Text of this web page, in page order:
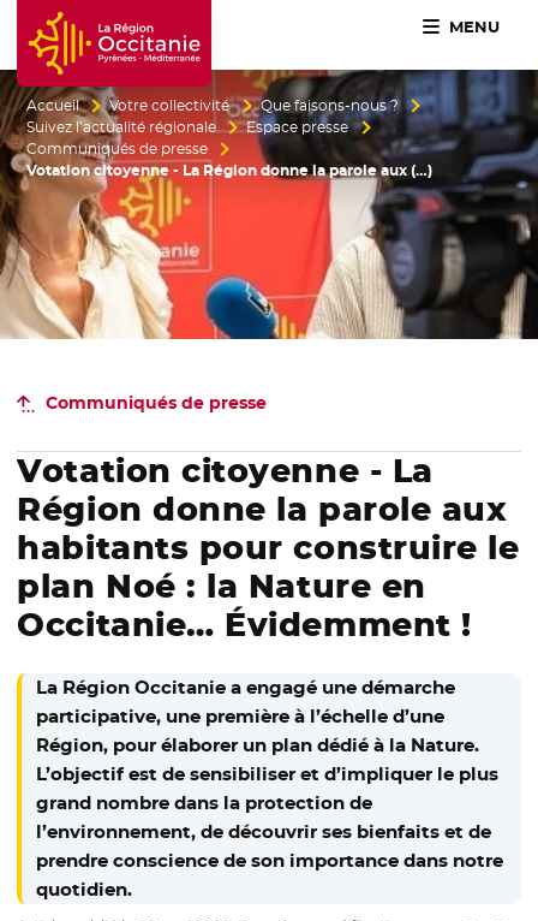
Accueil Région Occitanie / Pyrénées-Méditerranée
MENU
Accueil Votre collectivité
Que faisons-nous ?
Suivez l’actualité régionale
Espace presse
Communiqués de presse
Votation citoyenne - La Région donne la parole aux (…)
Communiqués de presse
Votation citoyenne - La
Région donne la parole aux
habitants pour construire le
plan Noé : la Nature en
Occitanie… Évidemment !
La Région Occitanie a engagé une démarche
participative, une première à l’échelle d’une
Région, pour élaborer un plan dédié à la Nature.
L’objectif est de sensibiliser et d’impliquer le plus
grand nombre dans la protection de
l’environnement, de découvrir ses bienfaits et de
prendre conscience de son importance dans notre
quotidien.